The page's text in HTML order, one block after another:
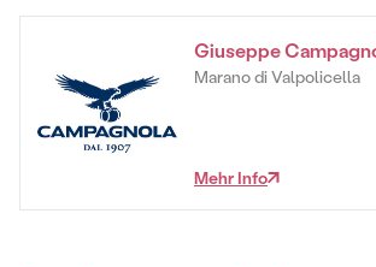
Giuseppe
Marano di Valpolicella
Mehr Info